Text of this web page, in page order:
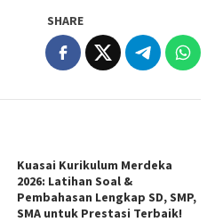
SHARE
Kuasai Kurikulum Merdeka
2026: Latihan Soal &
Pembahasan Lengkap SD, SMP,
SMA untuk Prestasi Terbaik!